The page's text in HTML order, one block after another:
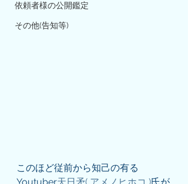
依頼者様の公開鑑定
その他(告知等)
このほど従前から知己の有る
Youtuber天日矛( アメノヒホコ )氏が